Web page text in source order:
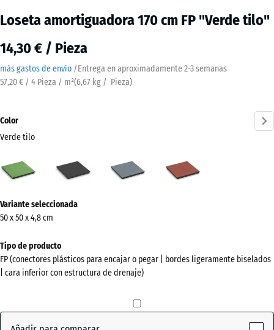
Loseta amortiguadora 170 cm FP "Verde tilo"
14,30 € / Pieza
más gastos de envío /Entrega en aproximadamente2-3 semanas
57,20 € / 4 Pieza / m²(6,67 kg / Pieza)
Color
Verde tilo
grafito
información
sobre
los
colores?
Mostrar
Variante seleccionada
50 x 50 x 4,8 cm
Tipo de producto
FP (conectores plásticos para encajar o pegar | bordes ligeramente biselados
| cara inferior con estructura de drenaje)